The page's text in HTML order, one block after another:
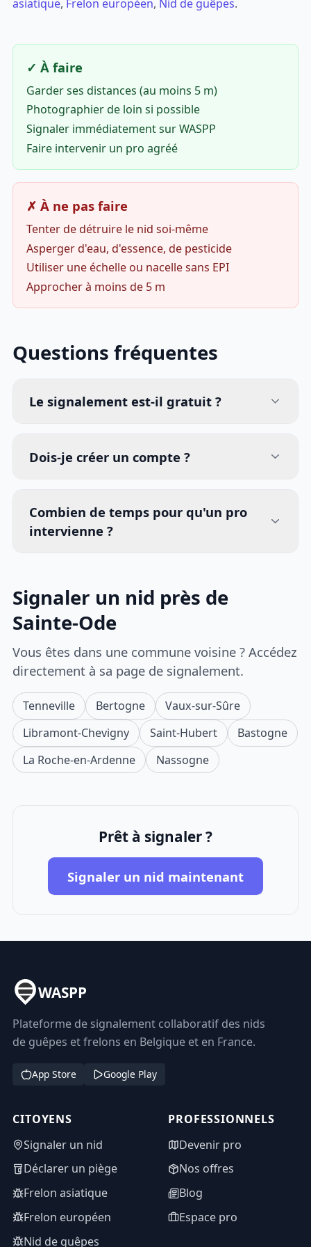
asiatique, Frelon européen, Nid de guêpes.
✓ À faire
Garder ses distances (au moins 5 m)
Photographier de loin si possible
Signaler immédiatement sur WASPP
Faire intervenir un pro agréé
✗ À ne pas faire
Tenter de détruire le nid soi-même
Asperger d'eau, d'essence, de pesticide
Utiliser une échelle ou nacelle sans EPI
Approcher à moins de 5 m
Questions fréquentes
Le signalement est-il gratuit ?
Dois-je créer un compte ?
Combien de temps pour qu'un pro
intervienne ?
Signaler un nid près de
Sainte-Ode
Vous êtes dans une commune voisine ? Accédez
directement à sa page de signalement.
Tenneville Bertogne
Vaux-sur-Sûre
Libramont-Chevigny
Saint-Hubert
Bastogne
La Roche-en-Ardenne
Nassogne
Prêt à signaler ?
Signaler un nid maintenant
WASPP
Plateforme de signalement collaboratif des nids
de guêpes et frelons en Belgique et en France.
App Store Google Play
CITOYENS
Signaler un nid
Déclarer un piège
Frelon asiatique
Frelon européen
Nid de guêpes
PROFESSIONNELS
Devenir pro
Nos offres
Blog
Espace pro